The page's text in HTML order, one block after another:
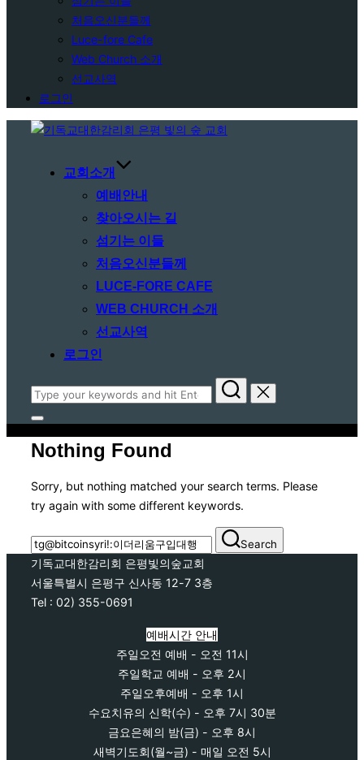
처음오신분들께
Luce-fore Cafe
Web Church 소개
선교사역
로그인
교회소개
예배안내
찾아오시는 길
섬기는 이들
처음오신분들께
LUCE-FORE CAFE
WEB CHURCH 소개
선교사역
로그인
Search
for:
Toggle
sidebar
&
Nothing Found
Sorry, but nothing matched your search terms. Please
try again with some different keywords.
Search
for:
Search
기독교대한감리회 은평빛의숲교회
서울특별시 은평구 신사동 12-7 3층
Tel : 02) 355-0691
예배시간 안내
주일오전 예배 - 오전 11시
주일학교 예배 - 오후 2시
주일오후예배 - 오후 1시
수요치유의 신학(수) - 오후 7시 30분
금요은혜의 밤(금) - 오후 8시
새벽기도회(월~금) - 매일 오전 5시